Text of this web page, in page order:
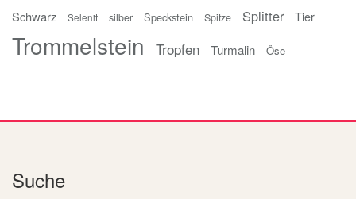
Schwarz Selenit silber Speckstein Spitze Splitter Tier
Trommelstein Tropfen Turmalin Öse
Suche